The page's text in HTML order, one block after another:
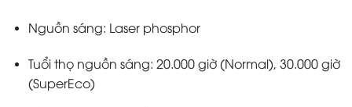
Nguồn sáng: Laser phosphor
Tuổi thọ nguồn sáng: 20.000 giờ (Normal), 30.000 giờ
(SuperEco)